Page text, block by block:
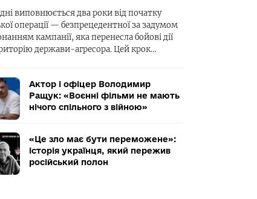
виповнюється два роки від початку
операції — безпрецедентної за задумом
кампанії, яка перенесла бойові дії
держави-агресора. Цей крок…
Актор і офіцер Володимир
Ращук: «Воєнні фільми не мають
нічого спільного з війною»
«Це зло має бути переможене»:
історія українця, який пережив
російський полон